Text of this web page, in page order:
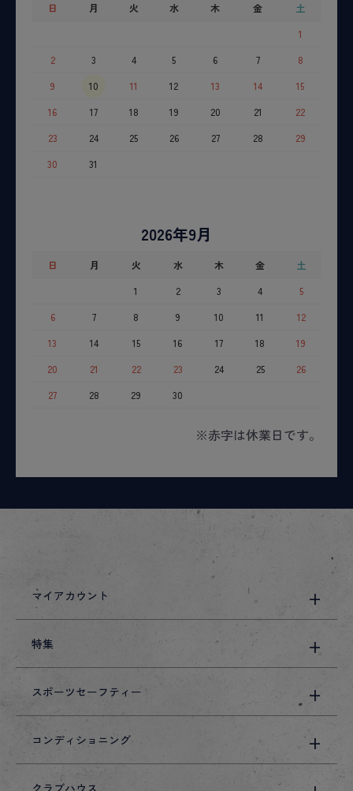
日 月 火 水 木 金
土
1
2
3 4 5 6 7
8
9
10 11 12 13 14
15
16
17 18 19 20 21
22
23
24 25 26 27 28
29
30
31
2026年9月
日 月 火 水 木 金
土
1
2 3 4
5
6
7 8 9 10 11
12
13
14 15 16 17 18
19
20
21 22 23 24 25
26
27
28 29 30
※赤字は休業日です。
マイアカウント
特集
スポーツセーフティー
コンディショニング